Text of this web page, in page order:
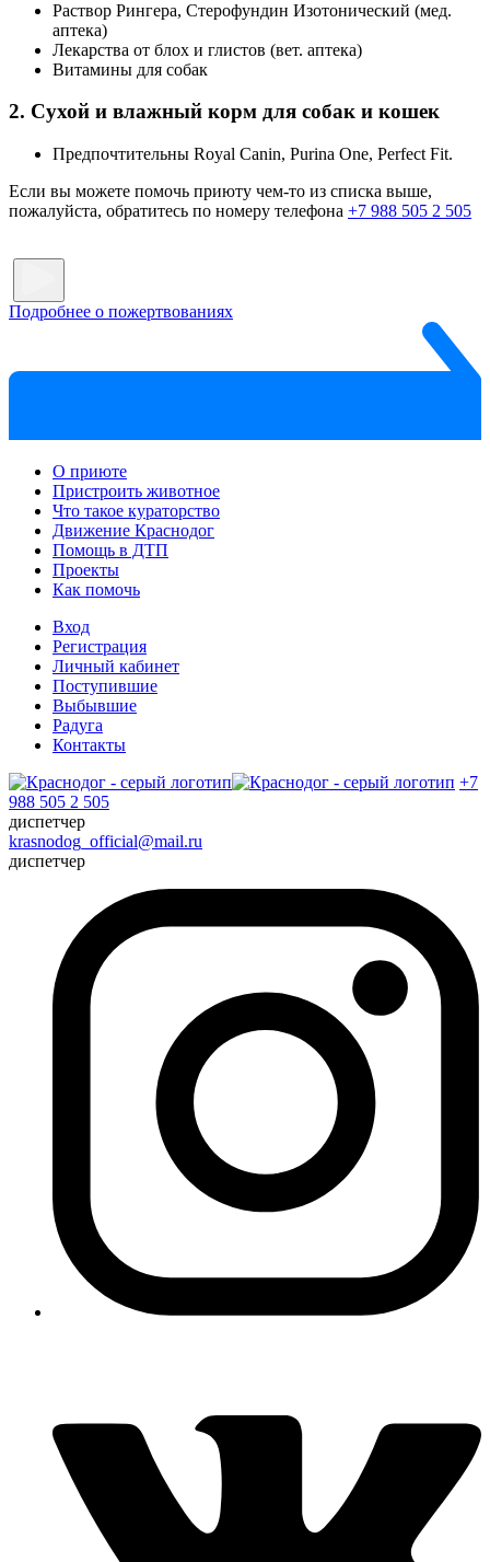
Раствор Рингера, Стерофундин Изотонический (мед.
аптека)
Лекарства от блох и глистов (вет. аптека)
Витамины для собак
2. Сухой и влажный корм для собак и кошек
Предпочтительны Royal Canin, Purina One, Perfect Fit.
Если вы можете помочь приюту чем-то из списка выше,
пожалуйста, обратитесь по номеру телефона +7 988 505 2 505
Подробнее о пожертвованиях
О приюте
Пристроить животное
Что такое кураторство
Движение Краснодог
Помощь в ДТП
Проекты
Как помочь
Вход
Регистрация
Личный кабинет
Поступившие
Выбывшие
Радуга
Контакты
+7
988 505 2 505
диспетчер
krasnodog_official@mail.ru
диспетчер